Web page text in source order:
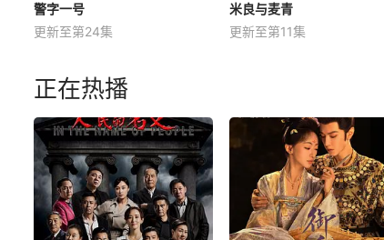
警字一号
更新至第24集
米良与麦青
更新至第11集
正在热播